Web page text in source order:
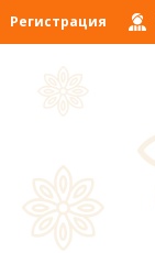
Регистрация